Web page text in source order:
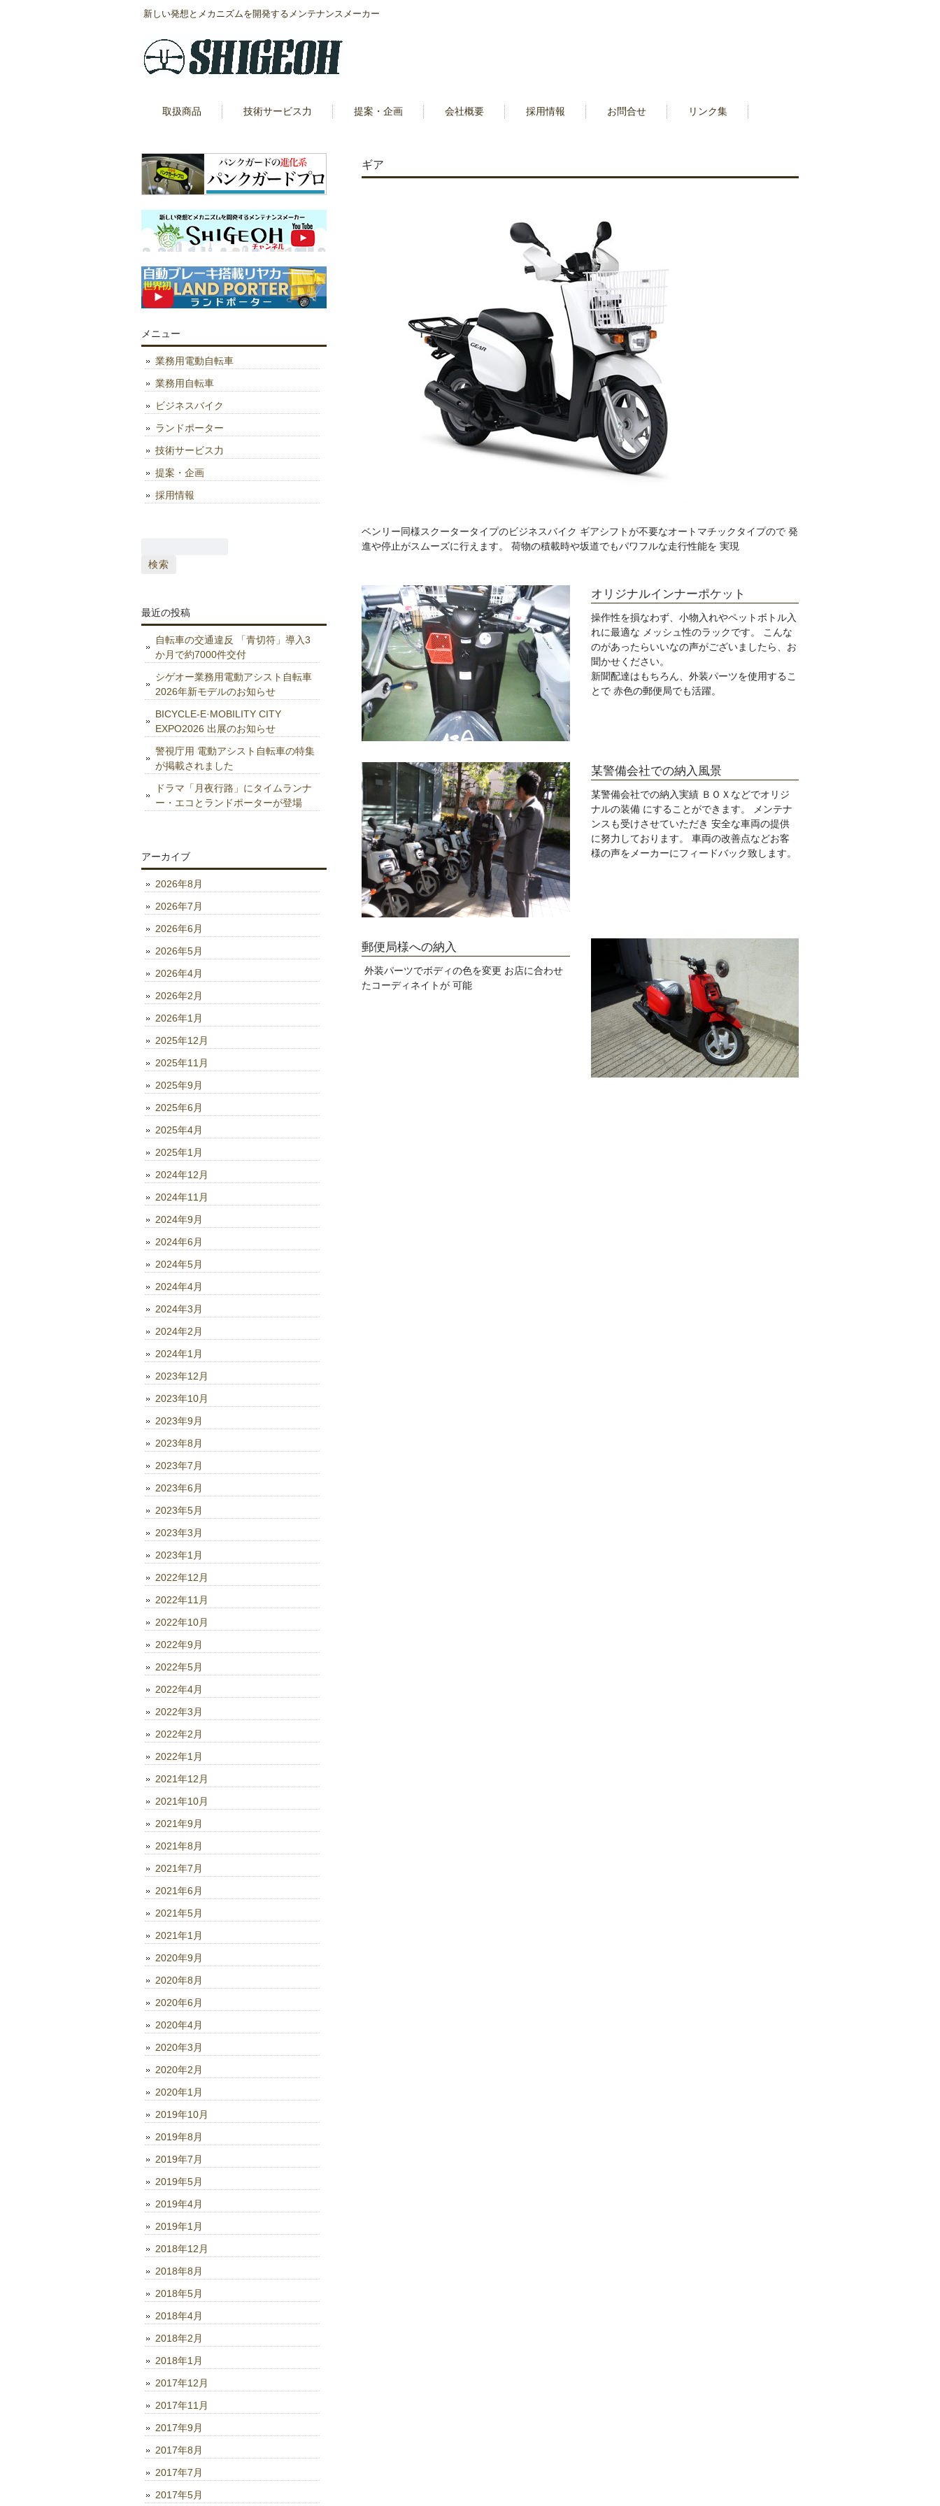
新しい発想とメカニズムを開発するメンテナンスメーカー
取扱商品 技術サービス力 提案・企画 会社概要 採用情報 お問合せ リンク集
ギア
ベンリー同様スクータータイプのビジネスバイク ギアシフトが不要なオートマチックタイプので 発
進や停止がスムーズに行えます。 荷物の積載時や坂道でもパワフルな走行性能を 実現
オリジナルインナーポケット
操作性を損なわず、小物入れやペットボトル入
れに最適な メッシュ性のラックです。 こんな
のがあったらいいなの声がございましたら、お
聞かせください。
新聞配達はもちろん、外装パーツを使用するこ
とで 赤色の郵便局でも活躍。
某警備会社での納入風景
某警備会社での納入実績 ＢＯＸなどでオリジ
ナルの装備 にすることができます。 メンテナ
ンスも受けさせていただき 安全な車両の提供
に努力しております。 車両の改善点などお客
様の声をメーカーにフィードバック致します。
郵便局様への納入
外装パーツでボディの色を変更 お店に合わせ
たコーディネイトが 可能
メニュー
業務用電動自転車
業務用自転車
ビジネスバイク
ランドポーター
技術サービス力
提案・企画
採用情報
索:
最近の投稿
自転車の交通違反 「青切符」導入3
か月で約7000件交付
シゲオー業務用電動アシスト自転車
2026年新モデルのお知らせ
BICYCLE-E·MOBILITY CITY
EXPO2026 出展のお知らせ
警視庁用 電動アシスト自転車の特集
が掲載されました
ドラマ「月夜行路」にタイムランナ
ー・エコとランドポーターが登場
アーカイブ
2026年8月
2026年7月
2026年6月
2026年5月
2026年4月
2026年2月
2026年1月
2025年12月
2025年11月
2025年9月
2025年6月
2025年4月
2025年1月
2024年12月
2024年11月
2024年9月
2024年6月
2024年5月
2024年4月
2024年3月
2024年2月
2024年1月
2023年12月
2023年10月
2023年9月
2023年8月
2023年7月
2023年6月
2023年5月
2023年3月
2023年1月
2022年12月
2022年11月
2022年10月
2022年9月
2022年5月
2022年4月
2022年3月
2022年2月
2022年1月
2021年12月
2021年10月
2021年9月
2021年8月
2021年7月
2021年6月
2021年5月
2021年1月
2020年9月
2020年8月
2020年6月
2020年4月
2020年3月
2020年2月
2020年1月
2019年10月
2019年8月
2019年7月
2019年5月
2019年4月
2019年1月
2018年12月
2018年8月
2018年5月
2018年4月
2018年2月
2018年1月
2017年12月
2017年11月
2017年9月
2017年8月
2017年7月
2017年5月